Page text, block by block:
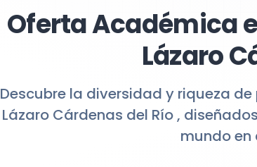
Oferta Académica
Lázaro
Descubre la diversidad y riqueza
Lázaro Cárdenas del Río ,
mundo en